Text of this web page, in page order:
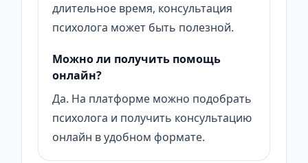
длительное время, консультация
психолога может быть полезной.
Можно ли получить помощь
онлайн?
Да. На платформе можно подобрать
психолога и получить консультацию
онлайн в удобном формате.